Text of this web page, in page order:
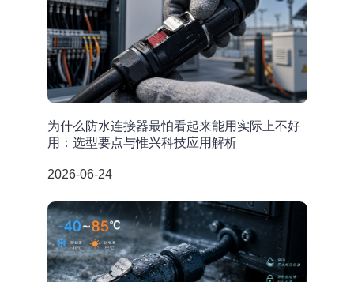
为什么防水连接器最怕看起来能用实际上不好
用：选型要点与惟兴科技应用解析
2026-06-24